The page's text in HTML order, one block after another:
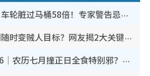
行李清洁｜车轮脏过马桶58倍！专家警告忌用酒精擦 教1招免脏手除菌
装修拆铁闸随时变贼人目标？网友揭2大关键用途：装新款等于白装？附新旧铁闸分别
鬼门开2026｜农历七月撞正日全食特别邪？专家警告切忌做一事！揭4大禁忌+2招保平安